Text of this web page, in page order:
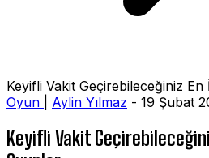
Keyifli Vakit Geçirebileceğiniz
Oyun
Aylin Yılmaz - 19 Şubat
Keyifli Vakit